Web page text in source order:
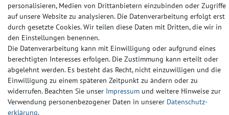
personalisieren, Medien von Drittanbietern einzubinden oder Zugriffe
auf unsere Website zu analysieren. Die Datenverarbeitung erfolgt erst
durch gesetzte Cookies. Wir teilen diese Daten mit Dritten, die wir in
den Einstellungen benennen.
Die Datenverarbeitung kann mit Einwilligung oder aufgrund eines
berechtigten Interesses erfolgen. Die Zustimmung kann erteilt oder
abgelehnt werden. Es besteht das Recht, nicht einzuwilligen und die
Einwilligung zu einem späteren Zeitpunkt zu ändern oder zu
widerrufen. Beachten Sie unser Impressum und weitere Hinweise zur
Verwendung personenbezogener Daten in unserer Daten­schutz­
erklärung.
Widerrufs­recht Widerrufs­formular Impressum
Daten­schutz­erklärung AGB Kontakt